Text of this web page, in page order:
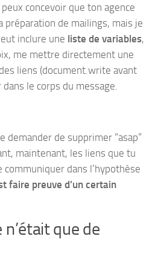
peux concevoir que ton agence
préparation de mailings, mais je
inclure une liste de variables,
me mettre directement une
liens (document.write avant
le corps du message.
demander de supprimer “asap”
maintenant, les liens que tu
dans l’hypothèse
faire preuve d’un certain
que de